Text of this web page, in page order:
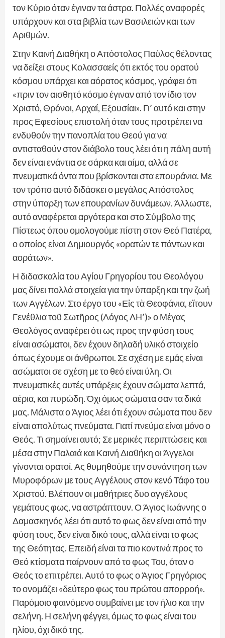
τον Κύριο όταν έγιναν τα άστρα. Πολλές αναφορές
υπάρχουν και στα βιβλία των Βασιλειών και των
Αριθμών.
Στην Καινή Διαθήκη ο Απόστολος Παύλος θέλοντας
να δείξει στους Κολασσαείς ότι εκτός του ορατού
κόσμου υπάρχει και αόρατος κόσμος, γράφει ότι
«πριν τον αισθητό κόσμο έγιναν από τον ίδιο τον
Χριστό, Θρόνοι, Αρχαί, Εξουσίαι». Γι’ αυτό και στην
προς Εφεσίους επιστολή όταν τους προτρέπει να
ενδυθούν την πανοπλία του Θεού για να
αντισταθούν στον διάβολο τους λέει ότι η πάλη αυτή
δεν είναι ενάντια σε σάρκα και αίμα, αλλά σε
πνευματικά όντα που βρίσκονται στα επουράνια. Με
τον τρόπο αυτό διδάσκει ο μεγάλος Απόστολος
στην ύπαρξη των επουρανίων δυνάμεων. Άλλωστε,
αυτό αναφέρεται αργότερα και στο Σύμβολο της
Πίστεως όπου ομολογούμε πίστη στον Θεό Πατέρα,
ο οποίος είναι Δημιουργός «ορατών τε πάντων και
αοράτων».
Η διδασκαλία του Αγίου Γρηγορίου του Θεολόγου
μας δίνει πολλά στοιχεία για την ύπαρξη και την ζωή
των Αγγέλων. Στο έργο του «Εἰς τὰ Θεοφάνια, εἴτουν
Γενέθλια τοῦ Σωτῆρος (Λόγος ΛΗ’)» ο Μέγας
Θεολόγος αναφέρει ότι ως προς την φύση τους
είναι ασώματοι, δεν έχουν δηλαδή υλικό στοιχείο
όπως έχουμε οι άνθρωποι. Σε σχέση με εμάς είναι
ασώματοι σε σχέση με το θεό είναι ύλη. Οι
πνευματικές αυτές υπάρξεις έχουν σώματα λεπτά,
αέρια, και πυρώδη. Όχι όμως σώματα σαν τα δικά
μας. Μάλιστα ο Άγιος λέει ότι έχουν σώματα που δεν
είναι απολύτως πνεύματα. Γιατί πνεύμα είναι μόνο ο
Θεός. Τι σημαίνει αυτό; Σε μερικές περιπτώσεις και
μέσα στην Παλαιά και Καινή Διαθήκη οι Άγγελοι
γίνονται ορατοί. Ας θυμηθούμε την συνάντηση των
Μυροφόρων με τους Αγγέλους στον κενό Τάφο του
Χριστού. Βλέπουν οι μαθήτριες δυο αγγέλους
γεμάτους φως, να αστράπτουν. Ο Άγιος Ιωάννης ο
Δαμασκηνός λέει ότι αυτό το φως δεν είναι από την
φύση τους, δεν είναι δικό τους, αλλά είναι το φως
της Θεότητας. Επειδή είναι τα πιο κοντινά προς το
Θεό κτίσματα παίρνουν από το φως Του, όταν ο
Θεός το επιτρέπει. Αυτό το φως ο Άγιος Γρηγόριος
το ονομάζει «δεύτερο φως του πρώτου απορροή».
Παρόμοιο φαινόμενο συμβαίνει με τον ήλιο και την
σελήνη. Η σελήνη φέγγει, όμως το φως είναι του
ηλίου, όχι δικό της.